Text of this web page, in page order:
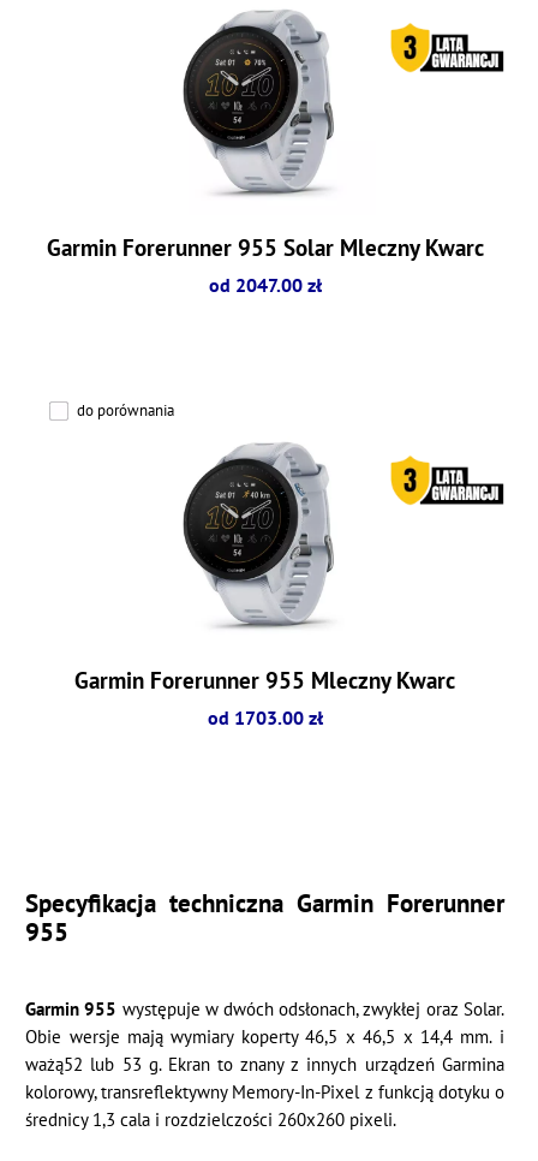
Garmin Forerunner 955 Solar Mleczny Kwarc
od 2047.00 zł
do porównania
Garmin Forerunner 955 Mleczny Kwarc
od 1703.00 zł
Specyfikacja techniczna Garmin Forerunner
955
Garmin 955 występuje w dwóch odsłonach, zwykłej oraz Solar.
Obie wersje mają wymiary koperty 46,5 x 46,5 x 14,4 mm. i
ważą52 lub 53 g. Ekran to znany z innych urządzeń Garmina
kolorowy, transreflektywny Memory-In-Pixel z funkcją dotyku o
średnicy 1,3 cala i rozdzielczości 260x260 pixeli.